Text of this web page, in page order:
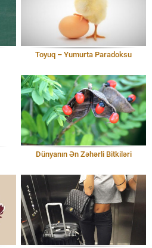
Toyuq – Yumurta Paradoksu
Dünyanın Ən Zəhərli Bitkiləri